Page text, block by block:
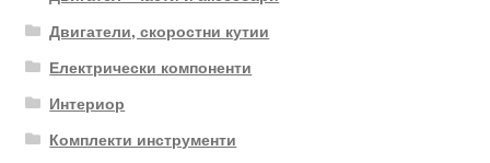
Двигатели, скоростни кутии
Електрически компоненти
Интериор
Комплекти инструменти